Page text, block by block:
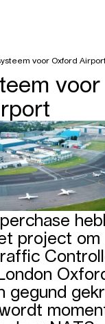
voor Oxford
voor
project om
gegund